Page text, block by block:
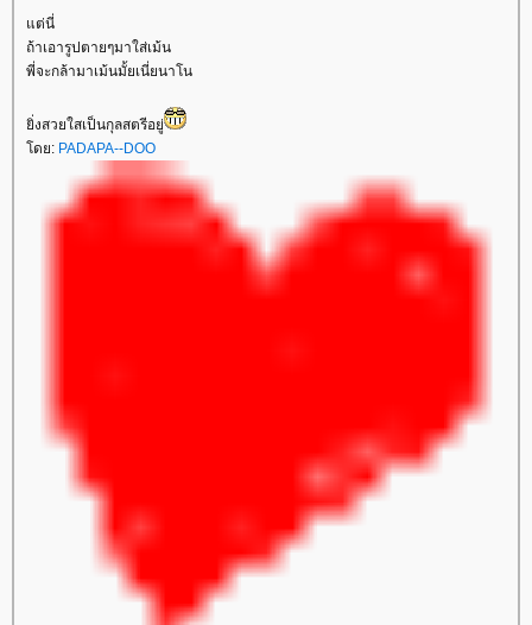
ต่นี่
ถ้าเอารูปตายๆมาใส่เม้น
พี่จะกล้ามาเม้นมั้ยเนี่ยนาโน
ิ่งสวยใสเป็นกุลสตรีอยู่
ดย: PADAPA--DOO